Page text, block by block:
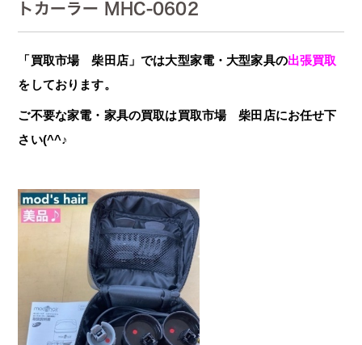
トカーラー MHC-0602
「買取市場 柴田店」では大型家電・大型家具の出張買取
をしております。
ご不要な家電・家具の買取は買取市場 柴田店にお任せ下
さい(^^♪